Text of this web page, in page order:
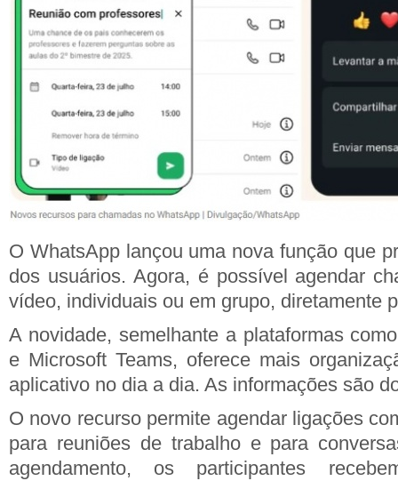
O WhatsApp lançou uma nova função que
dos usuários. Agora, é possível agendar
vídeo, individuais ou em grupo, diretamente
A novidade, semelhante a plataformas
e Microsoft Teams, oferece mais
aplicativo no dia a dia. As informações são
O novo recurso permite agendar ligações
para reuniões de trabalho e para
agendamento, os participantes